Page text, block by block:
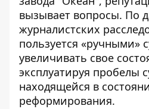
вызывает вопросы. По
журналистских
пользуется «ручными»
увеличивать свое
эксплуатируя пробелы
находящейся в
реформирования.